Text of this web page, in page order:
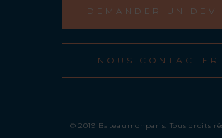
DEMANDER UN
NOUS CONTACTER
© 2019 Bateaumonparis. Tous droits